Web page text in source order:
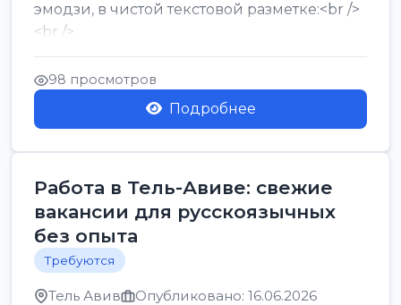
эмодзи, в чистой текстовой разметке:<br />
<br />
Работа в Нетании на мебельном
производстве: требу...
98 просмотров
Подробнее
Работа в Тель-Авиве: свежие
вакансии для русскоязычных
без опыта
Требуются
Тель Авив Опубликовано: 16.06.2026